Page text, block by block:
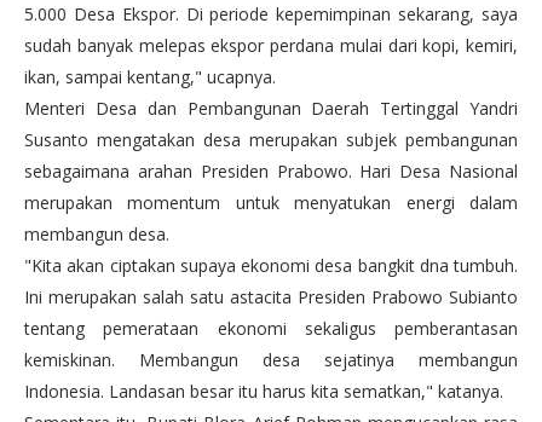
5.000 Desa Ekspor. Di periode kepemimpinan sekarang, saya
sudah banyak melepas ekspor perdana mulai dari kopi, kemiri,
ikan, sampai kentang," ucapnya.
Menteri Desa dan Pembangunan Daerah Tertinggal Yandri
Susanto mengatakan desa merupakan subjek pembangunan
sebagaimana arahan Presiden Prabowo. Hari Desa Nasional
merupakan momentum untuk menyatukan energi dalam
membangun desa.
"Kita akan ciptakan supaya ekonomi desa bangkit dna tumbuh.
Ini merupakan salah satu astacita Presiden Prabowo Subianto
tentang pemerataan ekonomi sekaligus pemberantasan
kemiskinan. Membangun desa sejatinya membangun
Indonesia. Landasan besar itu harus kita sematkan," katanya.